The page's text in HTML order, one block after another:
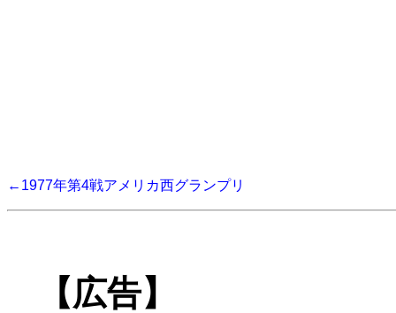
←1977年第4戦アメリカ西グランプリ
【広告】